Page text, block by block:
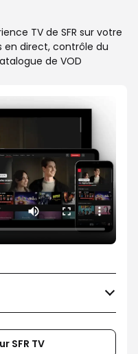
TV de SFR sur votre
en direct, contrôle du
de VOD
SFR TV